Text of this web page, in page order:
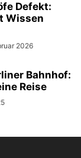
Defekt:
Wissen
2026
Bahnhof:
Reise